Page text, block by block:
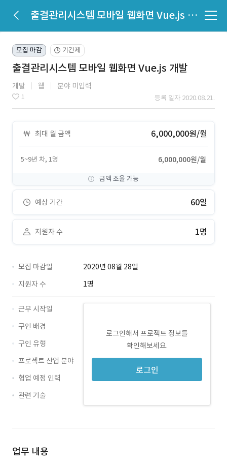
출결관리시스템 모바일 웹화면 Vue.js 개발
모집 마감 🕒 기간제
출결관리시스템 모바일 웹화면 Vue.js 개발
개발 웹 분야 미입력
1 등록 일자 2020.08.21.
최대 월 금액 6,000,000원/월
5~9년 차, 1명 6,000,000원/월
금액 조율 가능
예상 기간 60일
지원자 수 1명
모집 마감일
2020년 08월 28일
지원자 수
1명
로그인해서 프로젝트 정보를
확인해보세요.
로그인
근무 시작일
구인 배경
구인 유형
프로젝트 산업 분야
협업 예정 인력
관련 기술
업무 내용